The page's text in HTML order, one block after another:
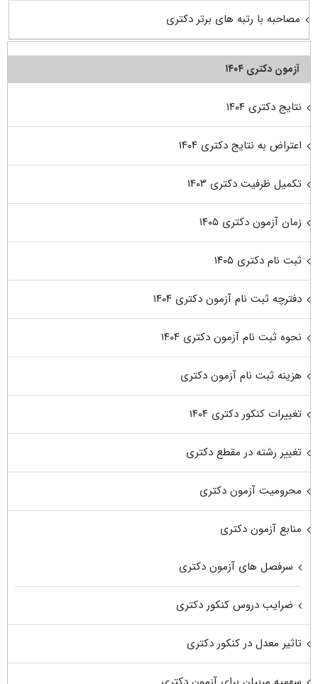
مصاحبه با رتبه های برتر دکتری
آزمون دکتری ۱۴۰۴
نتایج دکتری ۱۴۰۴
اعتراض به نتایج دکتری ۱۴۰۴
تکمیل ظرفیت دکتری ۱۴۰۳
زمان آزمون دکتری ۱۴۰۵
ثبت نام دکتری ۱۴۰۵
دفترچه ثبت نام آزمون دکتری ۱۴۰۴
نحوه ثبت نام آزمون دکتری ۱۴۰۴
هزینه ثبت نام آزمون دکتری
تغییرات کنکور دکتری ۱۴۰۴
تغییر رشته در مقطع دکتری
محرومیت آزمون دکتری
منابع آزمون دکتری
سرفصل های آزمون دکتری
ضرایب دروس کنکور دکتری
تاثیر معدل در کنکور دکتری